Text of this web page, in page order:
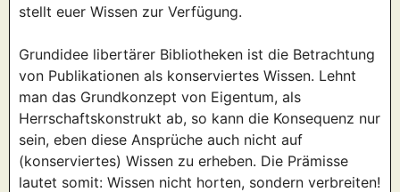
stellt euer Wissen zur Verfügung.
Grundidee libertärer Bibliotheken ist die Betrachtung
von Publikationen als konserviertes Wissen. Lehnt
man das Grundkonzept von Eigentum, als
Herrschaftskonstrukt ab, so kann die Konsequenz nur
sein, eben diese Ansprüche auch nicht auf
(konserviertes) Wissen zu erheben. Die Prämisse
lautet somit: Wissen nicht horten, sondern verbreiten!